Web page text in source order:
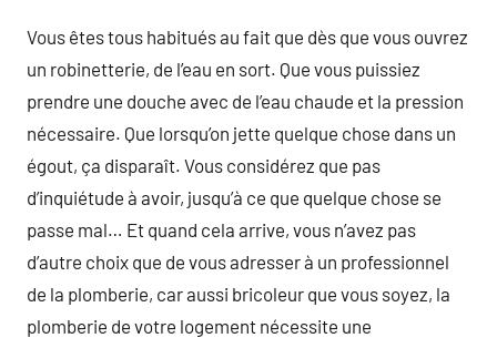
Vous êtes tous habitués au fait que dès que vous ouvrez
un robinetterie, de l’eau en sort. Que vous puissiez
prendre une douche avec de l’eau chaude et la pression
nécessaire. Que lorsqu’on jette quelque chose dans un
égout, ça disparaît. Vous considérez que pas
d’inquiétude à avoir, jusqu’à ce que quelque chose se
passe mal… Et quand cela arrive, vous n’avez pas
d’autre choix que de vous adresser à un professionnel
de la plomberie, car aussi bricoleur que vous soyez, la
plomberie de votre logement nécessite une